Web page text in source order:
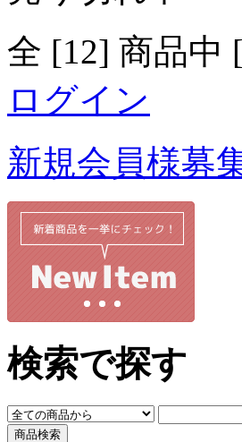
全 [12] 商品中
ログイン
新規会員様募
検索で探す